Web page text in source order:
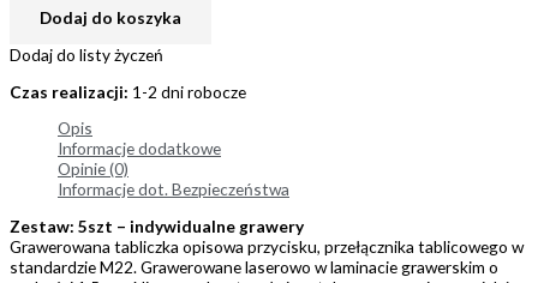
Dodaj do koszyka
Dodaj do listy życzeń
Czas realizacji: 1-2 dni robocze
Opis
Informacje dodatkowe
Opinie (0)
Informacje dot. Bezpieczeństwa
Zestaw: 5szt – indywidualne grawery
Grawerowana tabliczka opisowa przycisku, przełącznika tablicowego w
standardzie M22. Grawerowane laserowo w laminacie grawerskim o